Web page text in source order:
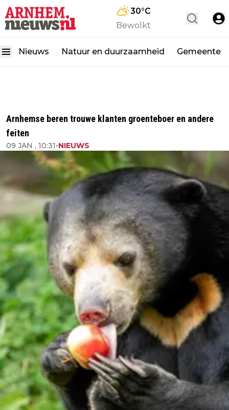
30°C
Bewolkt
Nieuws Natuur en duurzaamheid Gemeente
Arnhemse beren trouwe klanten groenteboer en andere
feiten
09 JAN , 10:31•NIEUWS